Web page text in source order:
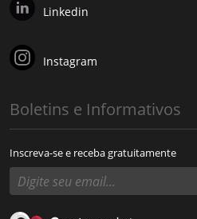
Linkedin
Instagram
Boletins e Informativos
Inscreva-se e receba gratuitamente